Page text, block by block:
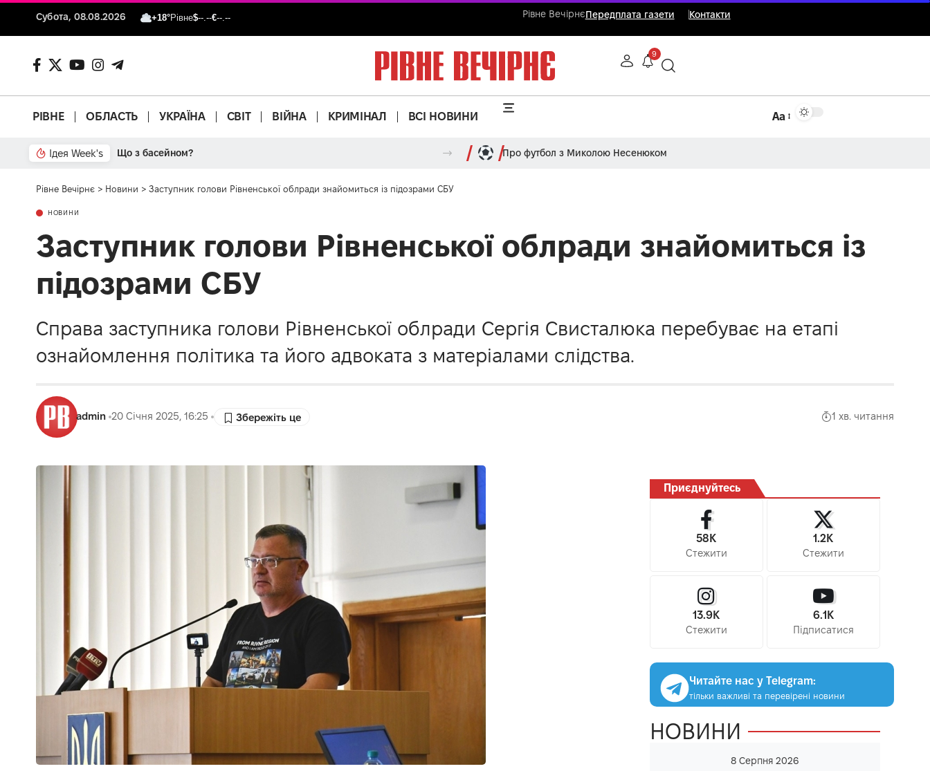
Субота, 08.08.2026 +18°Рівне$--.--€--.-- Рівне ВечірнєПередплата газети Контакти
9
РІВНЕ ОБЛАСТЬ УКРАЇНА СВІТ ВІЙНА КРИМІНАЛ ВСІ НОВИНИ Аа
Ідея Week's Що з басейном? Про футбол з Миколою Несенюком
Рівне Вечірнє > Новини > Заступник голови Рівненської облради знайомиться із підозрами СБУ
НОВИНИ
Заступник голови Рівненської облради знайомиться із
підозрами СБУ
Справа заступника голови Рівненської облради Сергія Свисталюка перебуває на етапі
ознайомлення політика та його адвоката з матеріалами слідства.
admin 20 Січня 2025, 16:25 1 хв. читання
Приєднуйтесь
58K
Стежити
1.2K
Стежити
13.9K
Стежити
6.1K
Підписатися
Читайте нас у Telegram:
тільки важливі та перевірені новини
НОВИНИ
8 Серпня 2026